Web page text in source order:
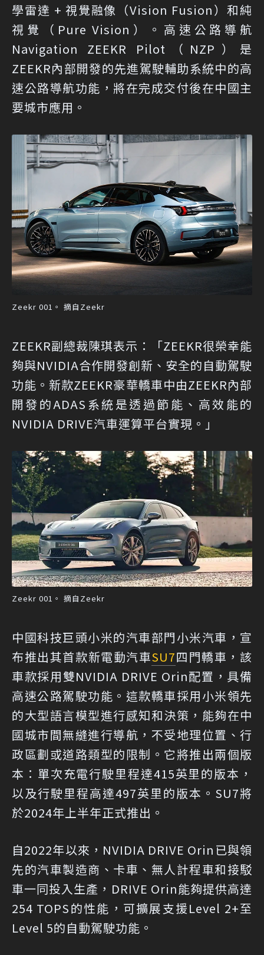
學雷達 + 視覺融像（Vision Fusion）和純
視覺（Pure Vision）。高速公路導航
Navigation ZEEKR Pilot（NZP）是
ZEEKR內部開發的先進駕駛輔助系統中的高
速公路導航功能，將在完成交付後在中國主
要城市應用。
Zeekr 001。 摘自Zeekr
ZEEKR副總裁陳琪表示：「ZEEKR很榮幸能
夠與NVIDIA合作開發創新、安全的自動駕駛
功能。新款ZEEKR豪華轎車中由ZEEKR內部
開發的ADAS系統是透過節能、高效能的
NVIDIA DRIVE汽車運算平台實現。」
Zeekr 001。 摘自Zeekr
中國科技巨頭小米的汽車部門小米汽車，宣
布推出其首款新電動汽車SU7四門轎車，該
車款採用雙NVIDIA DRIVE Orin配置，具備
高速公路駕駛功能。這款轎車採用小米領先
的大型語言模型進行感知和決策，能夠在中
國城市間無縫進行導航，不受地理位置、行
政區劃或道路類型的限制。它將推出兩個版
本：單次充電行駛里程達415英里的版本，
以及行駛里程高達497英里的版本。SU7將
於2024年上半年正式推出。
自2022年以來，NVIDIA DRIVE Orin已與領
先的汽車製造商、卡車、無人計程車和接駁
車一同投入生產，DRIVE Orin能夠提供高達
254 TOPS的性能，可擴展支援Level 2+至
Level 5的自動駕駛功能。